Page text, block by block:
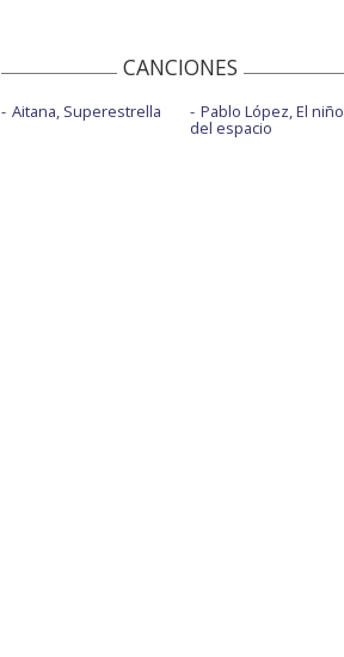
CANCIONES
Aitana, Superestrella Pablo López, El niño
del espacio